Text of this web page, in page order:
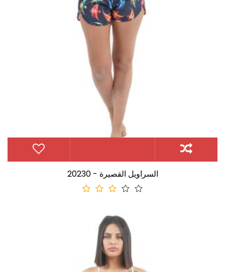
20230 - السراويل القصيرة